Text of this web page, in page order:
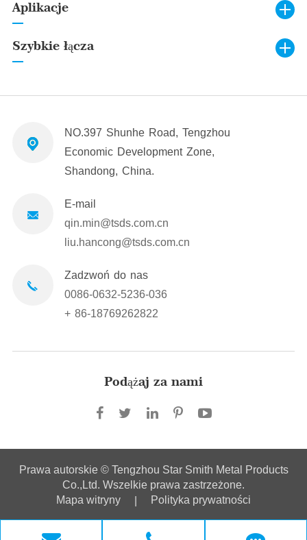
Aplikacje
Szybkie łącza
NO.397 Shunhe Road, Tengzhou
Economic Development Zone,
Shandong, China.
E-mail
qin.min@tsds.com.cn
liu.hancong@tsds.com.cn
Zadzwoń do nas
0086-0632-5236-036
+ 86-18769262822
Podążaj za nami
Prawa autorskie © Tengzhou Star Smith Metal Products
Co.,Ltd. Wszelkie prawa zastrzeżone.
Mapa witryny
Polityka prywatności